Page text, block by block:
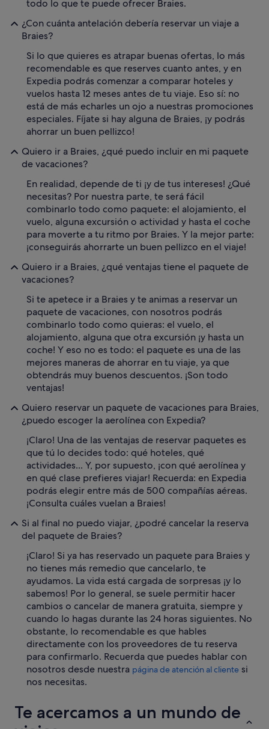
todo lo que te puede ofrecer Braies.
¿Con cuánta antelación debería reservar un viaje a
Braies?
Si lo que quieres es atrapar buenas ofertas, lo más
recomendable es que reserves cuanto antes, y en
Expedia podrás comenzar a comparar hoteles y
vuelos hasta 12 meses antes de tu viaje. Eso sí: no
está de más echarles un ojo a nuestras promociones
especiales. Fíjate si hay alguna de Braies, ¡y podrás
ahorrar un buen pellizco!
Quiero ir a Braies, ¿qué puedo incluir en mi paquete
de vacaciones?
En realidad, depende de ti ¡y de tus intereses! ¿Qué
necesitas? Por nuestra parte, te será fácil
combinarlo todo como paquete: el alojamiento, el
vuelo, alguna excursión o actividad y hasta el coche
para moverte a tu ritmo por Braies. Y la mejor parte:
¡conseguirás ahorrarte un buen pellizco en el viaje!
Quiero ir a Braies, ¿qué ventajas tiene el paquete de
vacaciones?
Si te apetece ir a Braies y te animas a reservar un
paquete de vacaciones, con nosotros podrás
combinarlo todo como quieras: el vuelo, el
alojamiento, alguna que otra excursión ¡y hasta un
coche! Y eso no es todo: el paquete es una de las
mejores maneras de ahorrar en tu viaje, ya que
obtendrás muy buenos descuentos. ¡Son todo
ventajas!
Quiero reservar un paquete de vacaciones para Braies,
¿puedo escoger la aerolínea con Expedia?
¡Claro! Una de las ventajas de reservar paquetes es
que tú lo decides todo: qué hoteles, qué
actividades... Y, por supuesto, ¡con qué aerolínea y
en qué clase prefieres viajar! Recuerda: en Expedia
podrás elegir entre más de 500 compañías aéreas.
¡Consulta cuáles vuelan a Braies!
Si al final no puedo viajar, ¿podré cancelar la reserva
del paquete de Braies?
¡Claro! Si ya has reservado un paquete para Braies y
no tienes más remedio que cancelarlo, te
ayudamos. La vida está cargada de sorpresas ¡y lo
sabemos! Por lo general, se suele permitir hacer
cambios o cancelar de manera gratuita, siempre y
cuando lo hagas durante las 24 horas siguientes. No
obstante, lo recomendable es que hables
directamente con los proveedores de tu reserva
para confirmarlo. Recuerda que puedes hablar con
nosotros desde nuestra página de atención al cliente si
nos necesitas.
Te acercamos a un mundo de